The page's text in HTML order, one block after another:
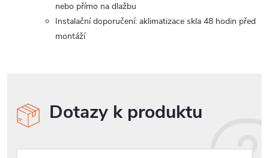
nebo přímo na dlažbu
Instalační doporučení: aklimatizace skla 48 hodin před
montáží
Dotazy k produktu